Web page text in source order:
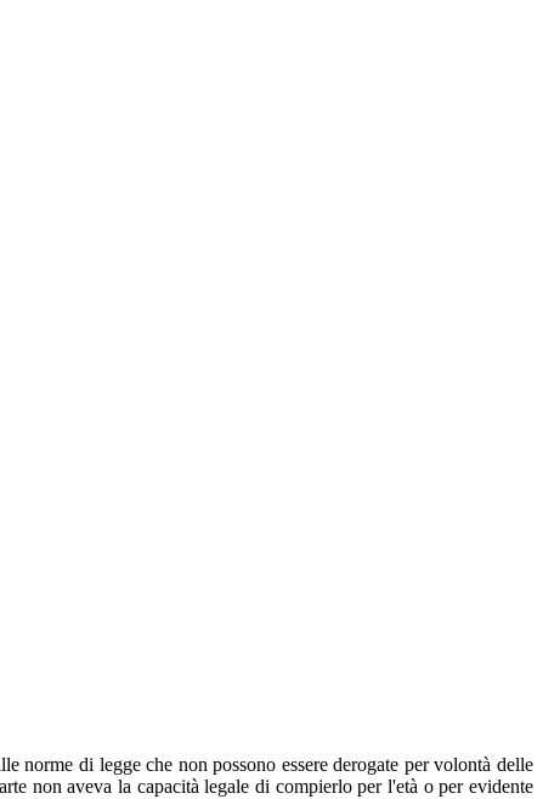
norme di legge che non possono essere derogate per volontà delle
non aveva la capacità legale di compierlo per l'età o per evidente